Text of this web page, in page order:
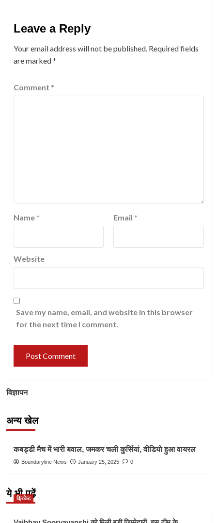
Leave a Reply
Your email address will not be published. Required fields
are marked*
Comment *
Name * Email *
Website
Save my name, email, and website in this browser
for the next time I comment.
विज्ञापन
अन्य खेल
Other Sports
कबड्डी मैच में भारी बवाल, जमकर चली कुर्सियां, वीडियो हुआ वायरल
Boundaryline News January 25, 2025 0
ये भी पढ़ें
क्रिकेट